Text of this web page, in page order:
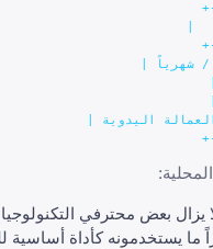
ما يستخدمونه كأداة